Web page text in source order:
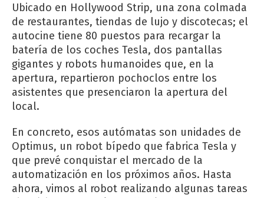
Ubicado en Hollywood Strip, una zona colmada
de restaurantes, tiendas de lujo y discotecas; el
autocine tiene 80 puestos para recargar la
batería de los coches Tesla, dos pantallas
gigantes y robots humanoides que, en la
apertura, repartieron pochoclos entre los
asistentes que presenciaron la apertura del
local.
En concreto, esos autómatas son unidades de
Optimus, un robot bípedo que fabrica Tesla y
que prevé conquistar el mercado de la
automatización en los próximos años. Hasta
ahora, vimos al robot realizando algunas tareas